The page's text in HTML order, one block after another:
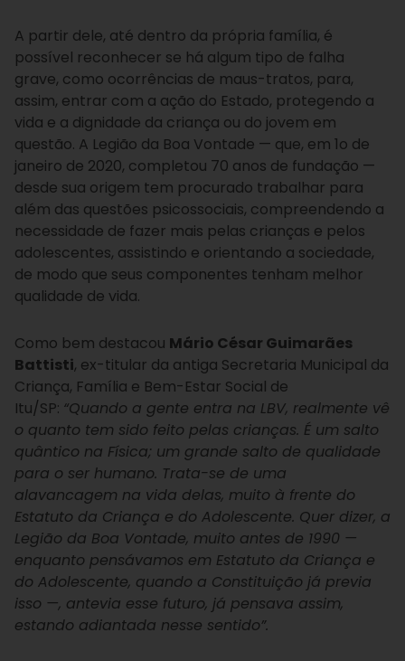
A partir dele, até dentro da própria família, é
possível reconhecer se há algum tipo de falha
grave, como ocorrências de maus-tratos, para,
assim, entrar com a ação do Estado, protegendo a
vida e a dignidade da criança ou do jovem em
questão. A Legião da Boa Vontade — que, em 1o de
janeiro de 2020, completou 70 anos de fundação —
desde sua origem tem procurado trabalhar para
além das questões psicossociais, compreendendo a
necessidade de fazer mais pelas crianças e pelos
adolescentes, assistindo e orientando a sociedade,
de modo que seus componentes tenham melhor
qualidade de vida.
Como bem destacou Mário César Guimarães
Battisti, ex-titular da antiga Secretaria Municipal da
Criança, Família e Bem-Estar Social de
Itu/SP: “Quando a gente entra na LBV, realmente vê
o quanto tem sido feito pelas crianças. É um salto
quântico na Física; um grande salto de qualidade
para o ser humano. Trata-se de uma
alavancagem na vida delas, muito à frente do
Estatuto da Criança e do Adolescente. Quer dizer, a
Legião da Boa Vontade, muito antes de 1990 —
enquanto pensávamos em Estatuto da Criança e
do Adolescente, quando a Constituição já previa
isso —, antevia esse futuro, já pensava assim,
estando adiantada nesse sentido”.